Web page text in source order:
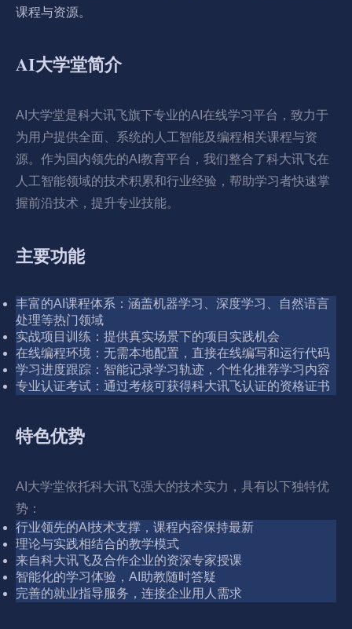
课程与资源。
AI大学堂简介
AI大学堂是科大讯飞旗下专业的AI在线学习平台，致力于
为用户提供全面、系统的人工智能及编程相关课程与资
源。作为国内领先的AI教育平台，我们整合了科大讯飞在
人工智能领域的技术积累和行业经验，帮助学习者快速掌
握前沿技术，提升专业技能。
主要功能
丰富的AI课程体系：涵盖机器学习、深度学习、自然语言
处理等热门领域
实战项目训练：提供真实场景下的项目实践机会
在线编程环境：无需本地配置，直接在线编写和运行代码
学习进度跟踪：智能记录学习轨迹，个性化推荐学习内容
专业认证考试：通过考核可获得科大讯飞认证的资格证书
特色优势
AI大学堂依托科大讯飞强大的技术实力，具有以下独特优
势：
行业领先的AI技术支撑，课程内容保持最新
理论与实践相结合的教学模式
来自科大讯飞及合作企业的资深专家授课
智能化的学习体验，AI助教随时答疑
完善的就业指导服务，连接企业用人需求